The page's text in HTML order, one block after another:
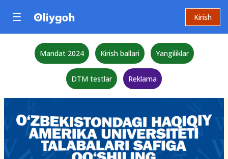
Kirish
Mandat 2024 Kirish ballari Yangiliklar
DTM testlar Reklama